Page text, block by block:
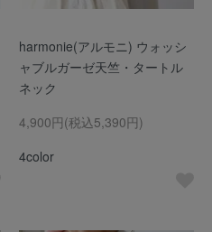
harmonie(アルモニ) ウォッシ
ャブルガーゼ天竺・タートル
ネック
4,900円(税込5,390円)
4color